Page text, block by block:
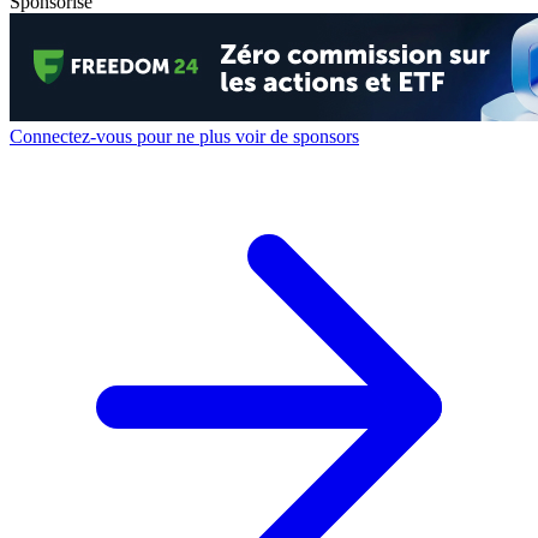
Connectez-vous pour ne plus voir de sponsors